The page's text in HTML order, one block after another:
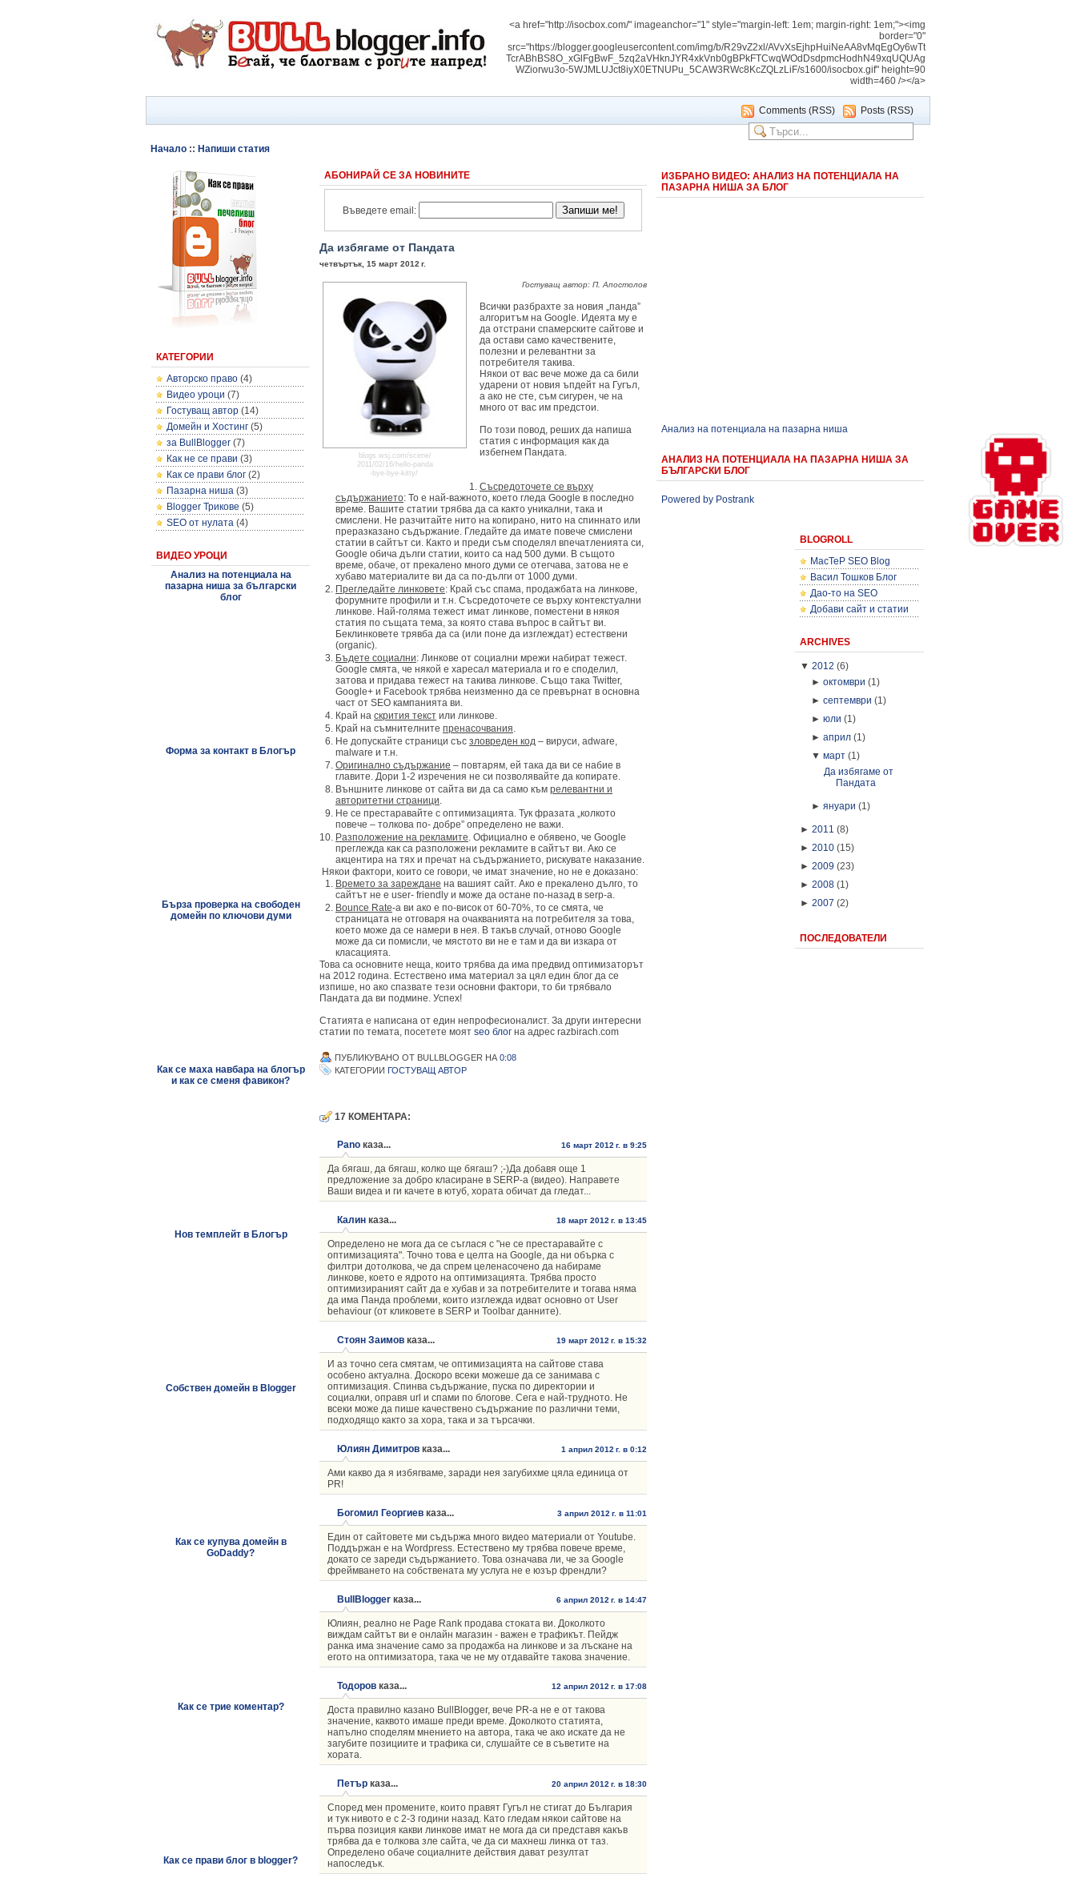
<a href="http://isocbox.com/" imageanchor="1" style="margin-left: 1em; margin-right: 1em;"><img
border="0"
src="https://blogger.googleusercontent.com/img/b/R29vZ2xl/AVvXsEjhpHuiNeAA8vMqEgOy6wTt
TcrABhBS8O_xGlFgBwF_5zq2aVHknJYR4xkVnb0gBPkFTCwqWOdDsdpmcHodhN49xqUQUAg
WZiorwu3o-5WJMLUJct8iyX0ETNUPu_5CAW3RWc8KcZQLzLiF/s1600/isocbox.gif" height=90
width=460 /></a>
Posts (RSS)
Comments (RSS)
Начало :: Напиши статия
КАТЕГОРИИ
Авторско право (4)
Видео уроци (7)
Гостуващ автор (14)
Домейн и Хостинг (5)
за BullBlogger (7)
Как не се прави (3)
Как се прави блог (2)
Пазарна ниша (3)
Blogger Трикове (5)
SEO от нулата (4)
ВИДЕО УРОЦИ
Анализ на потенциала на
пазарна ниша за български
блог
Форма за контакт в Блогър
Бърза проверка на свободен
домейн по ключови думи
Как се маха навбара на блогър
и как се сменя фавикон?
Нов темплейт в Блогър
Собствен домейн в Blogger
Как се купува домейн в
GoDaddy?
Как се трие коментар?
Как се прави блог в blogger?
АБОНИРАЙ СЕ ЗА НОВИНИТЕ
Въведете email:
Да избягаме от Пандата
четвъртък, 15 март 2012 г.
blogs.wsj.com/scene/
2011/02/16/hello-panda
-bye-bye-kitty/
Гостуващ автор: П. Апостолов
Всички разбрахте за новия „панда”
алгоритъм на Google. Идеята му е
да отстрани спамерските сайтове и
да остави само качествените,
полезни и релевантни за
потребителя такива.
Някои от вас вече може да са били
ударени от новия ъпдейт на Гугъл,
а ако не сте, съм сигурен, че на
много от вас им предстои.
По този повод, реших да напиша
статия с информация как да
избегнем Пандата.
Съсредоточете се върху
съдържанието: То е най-важното, което гледа Google в последно
време. Вашите статии трябва да са както уникални, така и
смислени. Не разчитайте нито на копирано, нито на спиннато или
преразказано съдържание. Гледайте да имате повече смислени
статии в сайтът си. Както и преди съм споделял впечатленията си,
Google обича дълги статии, които са над 500 думи. В същото
време, обаче, от прекалено много думи се отегчава, затова не е
хубаво материалите ви да са по-дълги от 1000 думи.
Прегледайте линковете: Край със спама, продажбата на линкове,
форумните профили и т.н. Съсредоточете се върху контекстуални
линкове. Най-голяма тежест имат линкове, поместени в някоя
статия по същата тема, за която става въпрос в сайтът ви.
Беклинковете трявба да са (или поне да изглеждат) естествени
(organic).
Бъдете социални: Линкове от социални мрежи набират тежест.
Google смята, че някой е харесал материала и го е споделил,
затова и придава тежест на такива линкове. Също така Twitter,
Google+ и Facebook трябва неизменно да се превърнат в основна
част от SEO кампанията ви.
Край на скрития текст или линкове.
Край на съмнителните пренасочвания.
Не допускайте страници със зловреден код – вируси, adware,
malware и т.н.
Оригинално съдържание – повтарям, ей така да ви се набие в
главите. Дори 1-2 изречения не си позволявайте да копирате.
Външните линкове от сайта ви да са само към релевантни и
авторитетни страници.
Не се престаравайте с оптимизацията. Тук фразата „колкото
повече – толкова по- добре” определено не важи.
Разположение на рекламите. Официално е обявено, че Google
преглежда как са разположени рекламите в сайтът ви. Ако се
акцентира на тях и пречат на съдържанието, рискувате наказание.
Някои фактори, които се говори, че имат значение, но не е доказано:
Времето за зареждане на вашият сайт. Ако е прекалено дълго, то
сайтът не е user- friendly и може да остане по-назад в serp-a.
Bounce Rate-a ви ако е по-висок от 60-70%, то се смята, че
страницата не отговаря на очакванията на потребителя за това,
което може да се намери в нея. В такъв случай, отново Google
може да си помисли, че мястото ви не е там и да ви изкара от
класацията.
Това са основните неща, които трябва да има предвид оптимизаторът
на 2012 година. Естествено има материал за цял един блог да се
изпише, но ако спазвате тези основни фактори, то би трябвало
Пандата да ви подмине. Успех!
Статията е написана от един непрофесионалист. За други интересни
статии по темата, посетете моят seo блог на адрес razbirach.com
ПУБЛИКУВАНО ОТ BULLBLOGGER НА 0:08
КАТЕГОРИИ ГОСТУВАЩ АВТОР
17 КОМЕНТАРА:
Pano каза... 16 март 2012 г. в 9:25
Да бягаш, да бягаш, колко ще бягаш? ;-)Да добавя още 1
предложение за добро класиране в SERP-a (видео). Направете
Ваши видеа и ги качете в ютуб, хората обичат да гледат...
Калин каза... 18 март 2012 г. в 13:45
Определено не мога да се съглася с "не се престаравайте с
оптимизацията". Точно това е целта на Google, да ни обърка с
филтри дотолкова, че да спрем целенасочено да набираме
линкове, което е ядрото на оптимизацията. Трябва просто
оптимизираният сайт да е хубав и за потребителите и тогава няма
да има Панда проблеми, които изглежда идват основно от User
behaviour (от кликовете в SERP и Toolbar данните).
Стоян Заимов каза... 19 март 2012 г. в 15:32
И аз точно сега смятам, че оптимизацията на сайтове става
особено актуална. Доскоро всеки можеше да се занимава с
оптимизация. Спинва съдържание, пуска по директории и
социалки, оправя url и спами по блогове. Сега е най-трудното. Не
всеки може да пише качествено съдържание по различни теми,
подходящо както за хора, така и за търсачки.
Юлиян Димитров каза... 1 април 2012 г. в 0:12
Ами какво да я избягваме, заради нея загубихме цяла единица от
PR!
Богомил Георгиев каза... 3 април 2012 г. в 11:01
Един от сайтовете ми съдържа много видео материали от Youtube.
Поддържан е на Wordpress. Естествено му трябва повече време,
докато се зареди съдържанието. Това означава ли, че за Google
фреймването на собствената му услуга не е юзър френдли?
BullBlogger каза... 6 април 2012 г. в 14:47
Юлиян, реално не Page Rank продава стоката ви. Доколкото
виждам сайтът ви е онлайн магазин - важен е трафикът. Пейдж
ранка има значение само за продажба на линкове и за лъскане на
егото на оптимизатора, така че не му отдавайте такова значение.
Тодоров каза... 12 април 2012 г. в 17:08
Доста правилно казано BullBlogger, вече PR-а не е от такова
значение, каквото имаше преди време. Доколкото статията,
напълно споделям мнението на автора, така че ако искате да не
загубите позициите и трафика си, слушайте се в съветите на
хората.
Петър каза... 20 април 2012 г. в 18:30
Според мен промените, които правят Гугъл не стигат до България
и тук нивото е с 2-3 години назад. Като гледам някои сайтове на
първа позиция какви линкове имат не мога да си представя какъв
трябва да е толкова зле сайта, че да си махнеш линка от таз.
Определено обаче социалните действия дават резултат
напоследък.
ИЗБРАНО ВИДЕО: АНАЛИЗ НА ПОТЕНЦИАЛА НА
ПАЗАРНА НИША ЗА БЛОГ
Анализ на потенциала на пазарна ниша
АНАЛИЗ НА ПОТЕНЦИАЛА НА ПАЗАРНА НИША ЗА
БЪЛГАРСКИ БЛОГ
Powered by Postrank
BLOGROLL
MacTeP SEO Blog
Васил Тошков Блог
Дао-то на SEO
Добави сайт и статии
ARCHIVES
▼ 2012 (6)
►октомври (1)
►септември (1)
►юли (1)
►април (1)
▼март (1)
Да избягаме от
Пандата
►януари (1)
► 2011 (8)
► 2010 (15)
► 2009 (23)
► 2008 (1)
► 2007 (2)
ПОСЛЕДОВАТЕЛИ